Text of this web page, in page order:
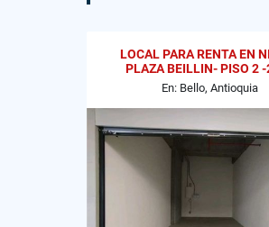
LOCAL PARA RENTA EN
PLAZA BEILLIN- PISO 2
En: Bello, Antioquia